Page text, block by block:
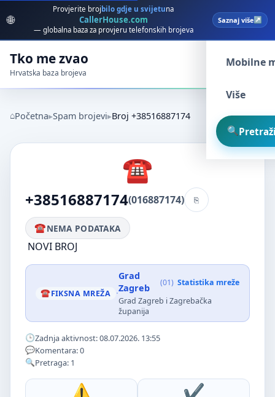
🌐
Provjerite broj bilo gdje u svijetuna
CallerHouse.com
— globalna baza za provjeru telefonskih brojeva
Saznaj više
Tko me zvao
Hrvatska baza brojeva
Spam
Mobilne
Više
Početna Spam brojevi Broj +38516887174
+38516887174(016887174)
NEMA PODATAKA
NOVI BROJ
FIKSNA MREŽA ·
Grad
Zagreb
(01) Statistika mreže
Grad Zagreb i Zagrebačka
županija
Zadnja aktivnost: 08.07.2026. 13:55
Komentara: 0
Pretraga: 1